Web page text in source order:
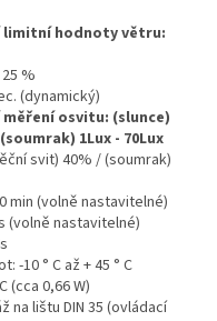
limitní hodnoty větru:
%
(dynamický)
osvitu: (slunce)
1Lux - 70Lux
svit) 40% / (soumrak)
min (volně nastavitelné)
(volně nastavitelné)
-10 ° C až + 45 ° C
(cca 0,66 W)
na lištu DIN 35 (ovládací